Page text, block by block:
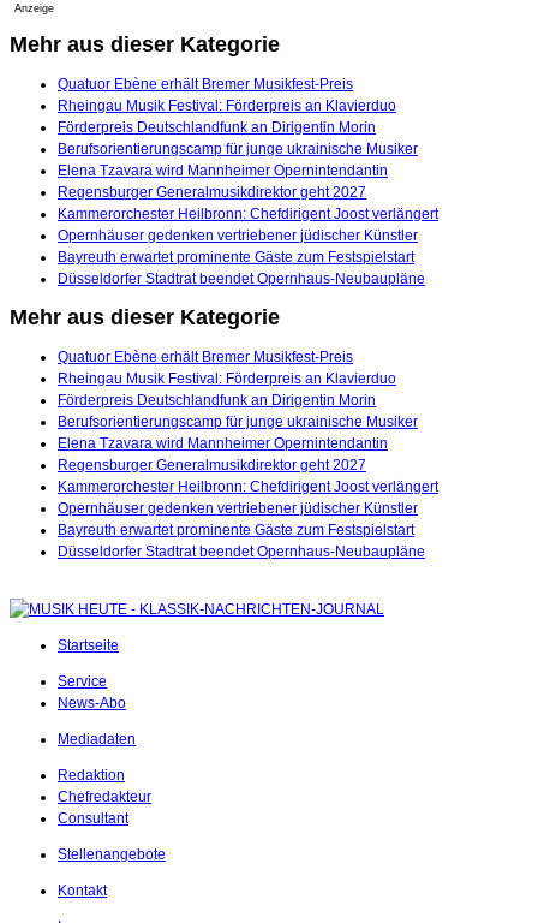
Anzeige
Mehr aus dieser Kategorie
Quatuor Ebène erhält Bremer Musikfest-Preis
Rheingau Musik Festival: Förderpreis an Klavierduo
Förderpreis Deutschlandfunk an Dirigentin Morin
Berufsorientierungscamp für junge ukrainische Musiker
Elena Tzavara wird Mannheimer Opernintendantin
Regensburger Generalmusikdirektor geht 2027
Kammerorchester Heilbronn: Chefdirigent Joost verlängert
Opernhäuser gedenken vertriebener jüdischer Künstler
Bayreuth erwartet prominente Gäste zum Festspielstart
Düsseldorfer Stadtrat beendet Opernhaus-Neubaupläne
Mehr aus dieser Kategorie
Quatuor Ebène erhält Bremer Musikfest-Preis
Rheingau Musik Festival: Förderpreis an Klavierduo
Förderpreis Deutschlandfunk an Dirigentin Morin
Berufsorientierungscamp für junge ukrainische Musiker
Elena Tzavara wird Mannheimer Opernintendantin
Regensburger Generalmusikdirektor geht 2027
Kammerorchester Heilbronn: Chefdirigent Joost verlängert
Opernhäuser gedenken vertriebener jüdischer Künstler
Bayreuth erwartet prominente Gäste zum Festspielstart
Düsseldorfer Stadtrat beendet Opernhaus-Neubaupläne
Startseite
Service
News-Abo
Mediadaten
Redaktion
Chefredakteur
Consultant
Stellenangebote
Kontakt